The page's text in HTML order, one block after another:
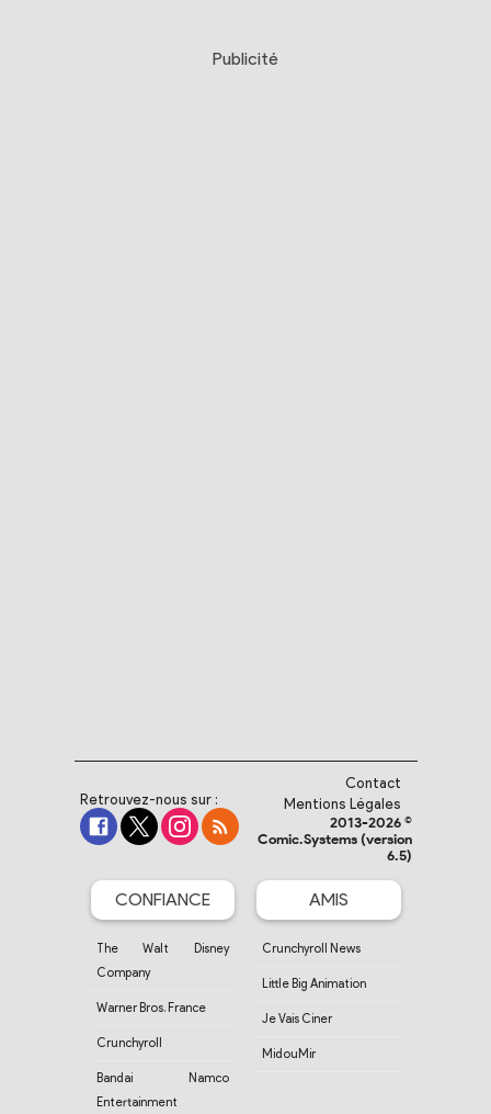
Publicité
Retrouvez-nous sur :
Contact
Mentions Légales
2013-2026 ©
Comic.Systems (version
6.5)
CONFIANCE
The Walt Disney
Company
Warner Bros. France
Crunchyroll
Bandai Namco
Entertainment
AMIS
Crunchyroll News
Little Big Animation
Je Vais Ciner
MidouMir